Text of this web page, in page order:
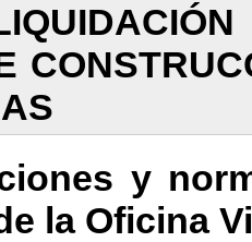
y
la Oficina